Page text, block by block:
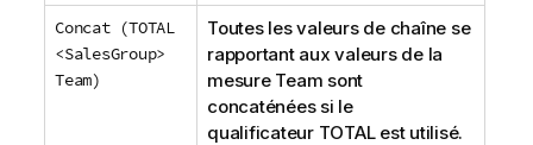
Concat (TOTAL
<SalesGroup>
Team)
Toutes les valeurs de chaîne se
rapportant aux valeurs de la
mesure Team sont
concaténées si le
qualificateur TOTALest utilisé.